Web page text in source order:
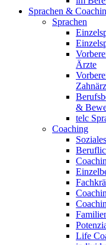
Sprachen &
Sprachen
Ärzte
&
telc
Coaching
Life